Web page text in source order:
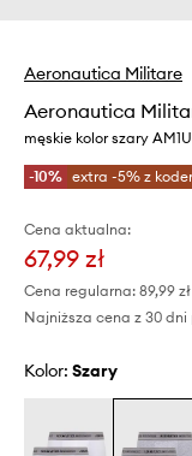
Aeronautica Militare
Aeronautica
męskie kolor szary
-10% extra -5% z
Cena aktualna:
67,99 zł
Cena regularna: 89,99 zł
Najniższa cena z 30
Kolor: szary